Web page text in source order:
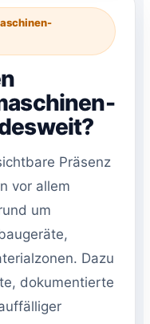
Präsenz
vor allem
um
Dazu
dokumentierte